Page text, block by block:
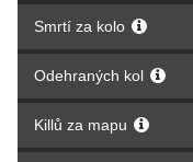
Smrtí za kolo
Odehraných kol
Killů za mapu